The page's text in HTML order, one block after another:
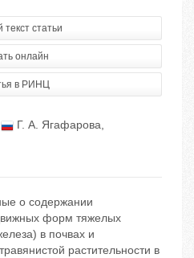
статьи
онлайн
в РИНЦ
Г. А. Ягафарова,
о содержании
форм тяжелых
в почвах и
растительности в